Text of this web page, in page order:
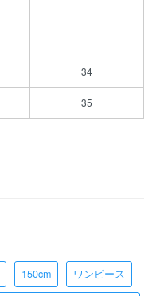
34
35
150cm ワンピース